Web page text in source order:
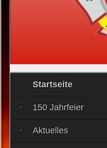
Startseite
150 Jahrfeier
Aktuelles